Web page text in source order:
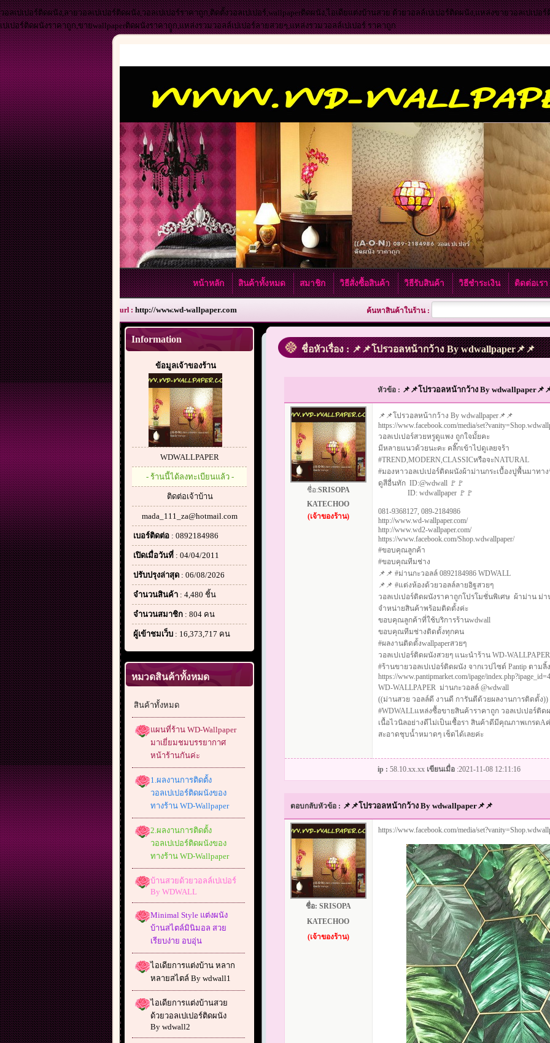
วอลเปเปอร์ติดผนัง,ลายวอลเปเปอร์ติดผนัง,วอลเปเปอร์ราคาถูก,ติดตั้งวอลเปเปอร์,wallpaperติดผนัง,ไอเดียแต่งบ้านสวย ด้วยวอลล์เปเปอร์ติดผนัง,แหล่งขายวอลเป
เปเปอร์ติดผนังราคาถูก,ขายwallpaperติดผนังราคาถููก,แหล่งรวมวอลล์เปเปอร์ลายสวยๆ,แหล่งรวมวอลล์เปเปอร์ ราคาถูก
หน้าหลัก สินค้าทั้งหมด สมาชิก วิธีสั่งซื้อสินค้า วิธีรับสินค้า วิธีชำระเงิน ติดต่อเรา
url : http://www.wd-wallpaper.com ค้นหาสินค้าในร้าน :
Information
ข้อมูลเจ้าของร้าน
WDWALLPAPER
- ร้านนี้ได้ลงทะเบียนแล้ว -
ติดต่อเจ้าบ้าน
mada_111_za@hotmail.com
เบอร์ติดต่อ: 0892184986
เปิดเมื่อวันที่: 04/04/2011
ปรับปรุงล่าสุด: 06/08/2026
จำนวนสินค้า: 4,480 ชิ้น
จำนวนสมาชิก: 804 คน
ผู้เข้าชมเว็บ: 16,373,717 คน
หมวดสินค้าทั้งหมด
สินค้าทั้งหมด
แผนที่ร้าน WD-Wallpaper
มาเยี่ยมชมบรรยากาศ
หน้าร้านกันค่ะ
1.ผลงานการติดตั้ง
วอลเปเปอร์ติดผนังของ
ทางร้าน WD-Wallpaper
2.ผลงานการติดตั้ง
วอลเปเปอร์ติดผนังของ
ทางร้าน WD-Wallpaper
บ้านสวยด้วยวอลล์เปเปอร์
By WDWALL
Minimal Style แต่งผนัง
บ้านสไตล์มินิมอล สวย
เรียบง่าย อบอุ่น
ไอเดียการแต่งบ้าน หลาก
หลายสไตล์ By wdwall1
ไอเดียการแต่งบ้านสวย
ด้วยวอลเปเปอร์ติดผนัง
By wdwall2
ชื่อหัวเรื่อง : 📌📌โปรวอลหน้ากว้าง By wdwallpaper📌📌
หัวข้อ : 📌📌โปรวอลหน้ากว้าง By
ชื่อ:SRISOPA
KATECHOO
(เจ้าของร้าน)
📌📌โปรวอลหน้ากว้าง By wdwallpaper📌📌
https://www.facebook.com/media/
วอลเปเปอร์สวยหรูดูแพง ถูกใจมั้ยคะ
มีหลายแนวด้วยนะคะ คลิ๊กเข้าไปดูเลยจร้า
#TREND,MODERN,CLASSICหรือจะNATURAL
#มองหาวอลเปเปอร์ติดผนังผ้าม่านกระเบื้องปูพื้นมาทา
ดูสีอื่นทัก ID:@wdwall 🚩🚩
ID: wdwallpaper 🚩🚩
081-9368127, 089-2184986
http://www.wd-wallpaper.com/
http://www.wd2-wallpaper.com/
https://www.facebook.com/Shop.wdwallpaper/
#ขอบคุณลูกค้า
#ขอบคุณทีมช่าง
📌📌 #ม่านกะวอลล์ 0892184986 WDWALL
📌📌 #แต่งห้องด้วยวอลล์ลายอิฐสวยๆ
วอลเปเปอร์ติดผนังราคาถูกโปรโมชั่นพิเศษ ผ้าม่าน
จำหน่ายสินค้าพร้อมติดตั้งค่ะ
ขอบคุณลูกค้าที่ใช้บริการร้านwdwall
ขอบคุณทีมช่างติดตั้งทุกคน
#ผลงานติดตั้งwallpaperสวยๆ
วอลเปเปอร์ติดผนังสวยๆ แนะนำร้าน WD-
#ร้านขายวอลเปเปอร์ติดผนัง จากเวปไซต์ Pantip ตามลิ้
https://www.pantipmarket.com/ipage/
WD-WALLPAPER ม่านกะวอลล์ @wdwall
((ม่านสวย วอลล์ดี งานดี การันตีด้วยผลงานการติดตั้ง))
#WDWALLแหล่งซื้อขายสินค้าราคาถูก วอลเปเปอร์ติด
เนื้อไวนิลอย่างดีไม่เป็นเชื้อรา สินค้าดีมีคุณภาพเกรด
สะอาดชุบน้ำหมาดๆ เช็ดได้เลยค่ะ
ip : 58.10.xx.xx เขียนเมื่อ:2021-11-08 12:11:16
ตอบกลับหัวข้อ : 📌📌โปรวอลหน้ากว้าง By wdwallpaper📌📌
ชื่อ: SRISOPA
KATECHOO
(เจ้าของร้าน)
https://www.facebook.com/media/